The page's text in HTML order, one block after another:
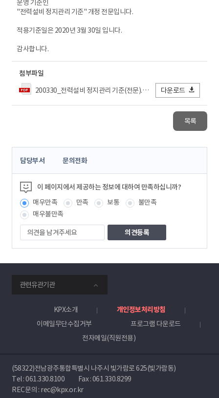
운영 기준인
"전력설비 정지관리 기준" 개정 전문입니다.
적용기준일은 2020년 3월 30일 입니다.
감사합니다.
첨부파일
200330_전력설비 정지관리 기준(전문).pdf
다운로드
목록
콘
츠
정
보
책
임
자
담당부서 문의전화
이 페이지에서 제공하는 정보에 대하여 만족하십니까?
매우만족
만족 보통
불만족
매우불만족
의
견
을
겨
주
세
요
관련유관기관
KPX소개
개인정보처리방침
이메일무단수집거부
프로그램 다운로드
전자메일(직원전용)
(58322)전남광주통합특별시 나주시 빛가람로 625(빛가람동)
Tel :061.330.8100
Fax : 061.330.8299
REC문의 : rec@kpx.or.kr